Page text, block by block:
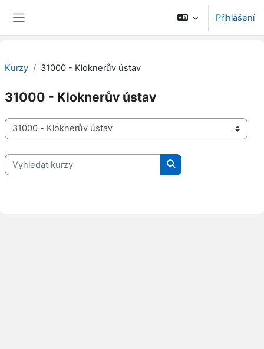
Přihlášení
Kurzy 31000 - Kloknerův ústav
31000 - Kloknerův ústav
Kategorie kurzů
Vyhledat kurzy
Vyhledat kurzy